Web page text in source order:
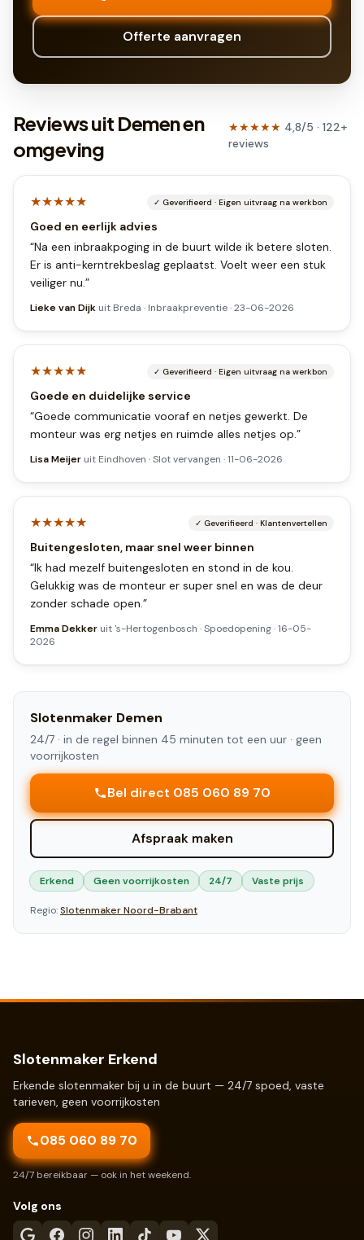
Offerte aanvragen
Reviews uit Demen en
omgeving
★★★★★ 4,8/5 · 122+
reviews
★★★★★ ✓ Geverifieerd · Eigen uitvraag na werkbon
Goed en eerlijk advies
“Na een inbraakpoging in de buurt wilde ik betere sloten.
Er is anti-kerntrekbeslag geplaatst. Voelt weer een stuk
veiliger nu.”
Lieke van Dijk uit Breda · Inbraakpreventie·23-06-2026
★★★★★ ✓ Geverifieerd · Eigen uitvraag na werkbon
Goede en duidelijke service
“Goede communicatie vooraf en netjes gewerkt. De
monteur was erg netjes en ruimde alles netjes op.”
Lisa Meijer uit Eindhoven ·Slot vervangen ·11-06-2026
★★★★★ ✓ Geverifieerd · Klantenvertellen
Buitengesloten, maar snel weer binnen
“Ik had mezelf buitengesloten en stond in de kou.
Gelukkig was de monteur er super snel en was de deur
zonder schade open.”
Emma Dekker uit 's-Hertogenbosch ·Spoedopening·16-05-
2026
Slotenmaker Demen
24/7 · in de regel binnen 45 minuten tot een uur · geen
voorrijkosten
Bel direct 085 060 89 70
Afspraak maken
Erkend Geen voorrijkosten 24/7 Vaste prijs
Regio:SlotenmakerNoord-Brabant
Slotenmaker Erkend
Erkende slotenmaker bij u in de buurt — 24/7 spoed, vaste
tarieven, geen voorrijkosten
085 060 89 70
24/7 bereikbaar — ook in het weekend.
Volg ons